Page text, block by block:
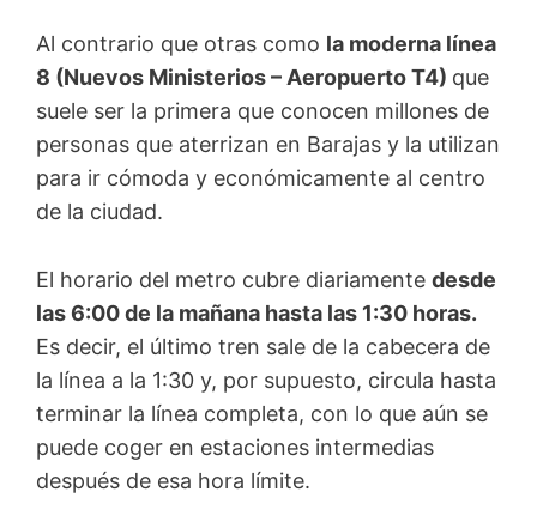
Al contrario que otras como la moderna línea
8 (Nuevos Ministerios – Aeropuerto T4) que
suele ser la primera que conocen millones de
personas que aterrizan en Barajas y la utilizan
para ir cómoda y económicamente al centro
de la ciudad.
El horario del metro cubre diariamente desde
las 6:00 de la mañana hasta las 1:30 horas.
Es decir, el último tren sale de la cabecera de
la línea a la 1:30 y, por supuesto, circula hasta
terminar la línea completa, con lo que aún se
puede coger en estaciones intermedias
después de esa hora límite.